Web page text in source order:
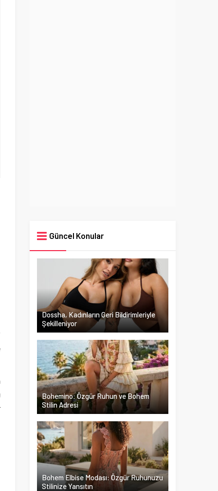
Güncel Konular
Dossha, Kadınların Geri Bildirimleriyle
Şekilleniyor
Bohemino: Özgür Ruhun ve Bohem
Stilin Adresi
Bohem Elbise Modası: Özgür Ruhunuzu
Stilinize Yansıtın